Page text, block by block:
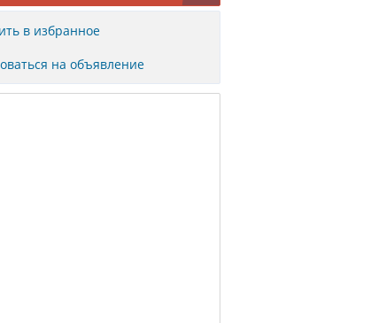
в избранное
на объявление